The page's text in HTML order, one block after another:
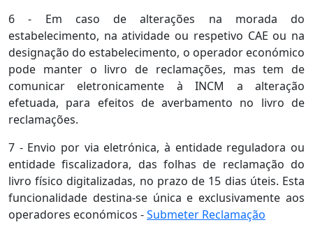
6 - Em caso de alterações na morada do
estabelecimento, na atividade ou respetivo CAE ou na
designação do estabelecimento, o operador económico
pode manter o livro de reclamações, mas tem de
comunicar eletronicamente à INCM a alteração
efetuada, para efeitos de averbamento no livro de
reclamações.
7 - Envio por via eletrónica, à entidade reguladora ou
entidade fiscalizadora, das folhas de reclamação do
livro físico digitalizadas, no prazo de 15 dias úteis. Esta
funcionalidade destina-se única e exclusivamente aos
operadores económicos -Submeter Reclamação